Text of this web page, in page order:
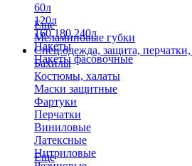
60л
120л
160,180,240л
Пакеты
Пакеты фасовочные
Еще
Меламиновые губки
Спец.одежда, защита,
Бахилы
Костюмы, халаты
Маски защитные
Фартуки
Перчатки
Виниловые
Латексные
Нитриловые
Еще